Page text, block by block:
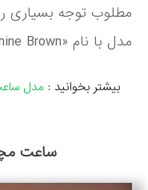
مطلوب توجه بسیاری
مدل با نام «Shine Brown» نیز معرفی و شناخته می‌شود
بیشتر بخوانید : مدل
ساعت